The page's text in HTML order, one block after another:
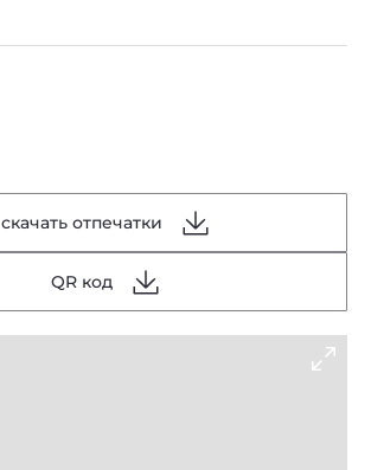
скачать отпечатки
QR код